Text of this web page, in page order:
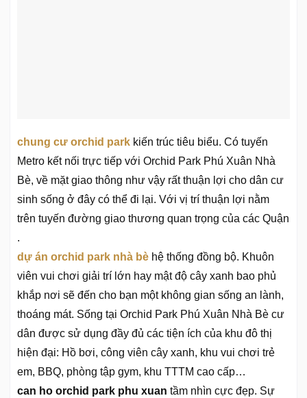
chung cư orchid park kiến trúc tiêu biểu. Có tuyến
Metro kết nối trực tiếp với Orchid Park Phú Xuân Nhà
Bè, về mặt giao thông như vậy rất thuận lợi cho dân cư
sinh sống ở đây có thể đi lại. Với vị trí thuận lợi nằm
trên tuyến đường giao thương quan trọng của các Quận
.
dự án orchid park nhà bè hệ thống đồng bộ. Khuôn
viên vui chơi giải trí lớn hay mật độ cây xanh bao phủ
khắp nơi sẽ đến cho bạn một không gian sống an lành,
thoáng mát. Sống tại Orchid Park Phú Xuân Nhà Bè cư
dân được sử dụng đầy đủ các tiện ích của khu đô thị
hiện đại: Hồ bơi, công viên cây xanh, khu vui chơi trẻ
em, BBQ, phòng tập gym, khu TTTM cao cấp…
can ho orchid park phu xuan tầm nhìn cực đẹp. Sự